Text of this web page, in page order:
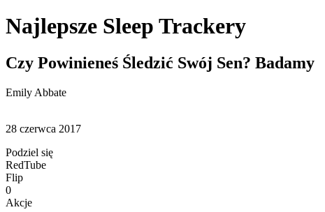
Najlepsze Sleep Trackery
Czy Powinieneś Śledzić Swój Sen? Badamy
Emily Abbate
28 czerwca 2017
Podziel się
RedTube
Flip
0
Akcje